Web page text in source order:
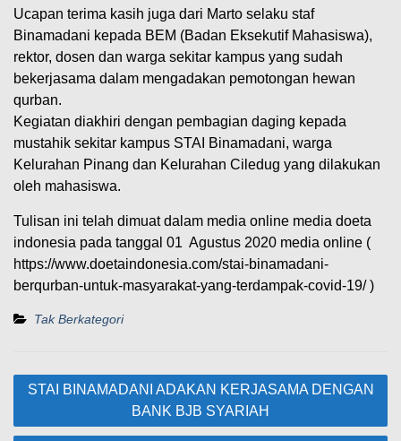
Ucapan terima kasih juga dari Marto selaku staf
Binamadani kepada BEM (Badan Eksekutif Mahasiswa),
rektor, dosen dan warga sekitar kampus yang sudah
bekerjasama dalam mengadakan pemotongan hewan
qurban.
Kegiatan diakhiri dengan pembagian daging kepada
mustahik sekitar kampus STAI Binamadani, warga
Kelurahan Pinang dan Kelurahan Ciledug yang dilakukan
oleh mahasiswa.
Tulisan ini telah dimuat dalam media online media doeta
indonesia pada tanggal 01 Agustus 2020 media online (
https://www.doetaindonesia.com/stai-binamadani-
berqurban-untuk-masyarakat-yang-terdampak-covid-19/ )
Tak Berkategori
Navigasi
STAI BINAMADANI ADAKAN KERJASAMA DENGAN
BANK BJB SYARIAH